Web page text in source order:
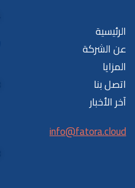
الرئيسية
عن الشركة
المزايا
اتصل بنا
آخر الأخبار
info@fatora.cloud